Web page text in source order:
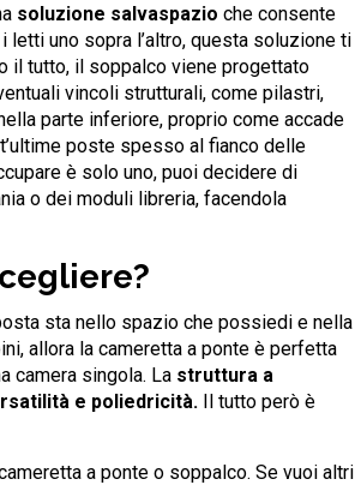
soluzione salvaspazio che consente
uno sopra l’altro, questa soluzione ti
il tutto, il soppalco viene progettato
vincoli strutturali, come pilastri,
parte inferiore, proprio come accade
poste spesso al fianco delle
è solo uno, puoi decidere di
o dei moduli libreria, facendola
sta nello spazio che possiedi e nella
allora la cameretta a ponte è perfetta
camera singola. La struttura a
e poliedricità.
Il tutto però è
a ponte o soppalco. Se vuoi altri